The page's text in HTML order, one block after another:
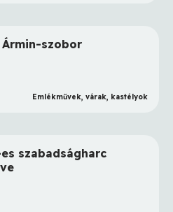
Ármin-szobor
Emlékművek, várak, kastélyok
szabadságharc